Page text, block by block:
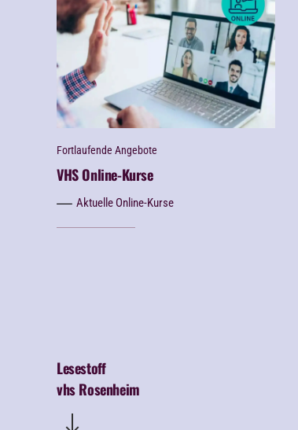
Fortlaufende Angebote
VHS Online-Kurse
Aktuelle Online-Kurse
Lesestoff
vhs Rosenheim